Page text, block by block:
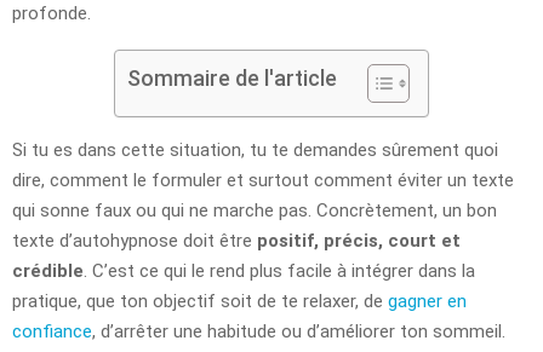
profonde.
Sommaire de l'article
Si tu es dans cette situation, tu te demandes sûrement quoi
dire, comment le formuler et surtout comment éviter un texte
qui sonne faux ou qui ne marche pas. Concrètement, un bon
texte d’autohypnose doit être positif, précis, court et
crédible . C’est ce qui le rend plus facile à intégrer dans la
pratique, que ton objectif soit de te relaxer, de gagner en
confiance, d’arrêter une habitude ou d’améliorer ton sommeil.